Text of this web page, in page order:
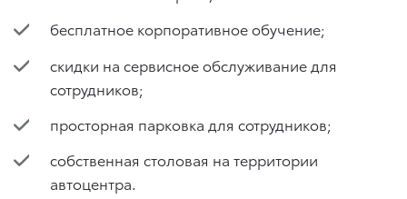
бесплатное корпоративное обучение;
скидки на сервисное обслуживание для
сотрудников;
просторная парковка для сотрудников;
собственная столовая на территории
автоцентра.